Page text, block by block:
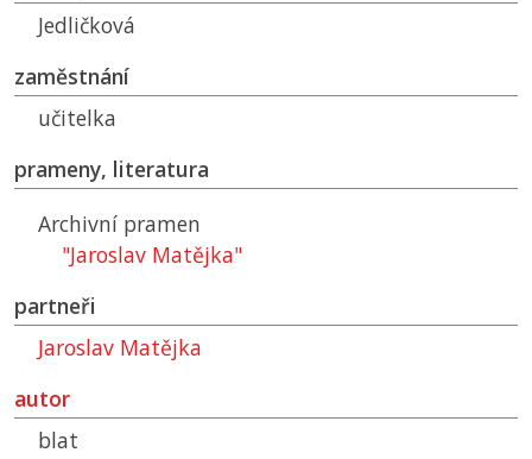
Jedličková
zaměstnání
učitelka
prameny, literatura
Archivní pramen
"Jaroslav Matějka"
partneři
Jaroslav Matějka
autor
blat